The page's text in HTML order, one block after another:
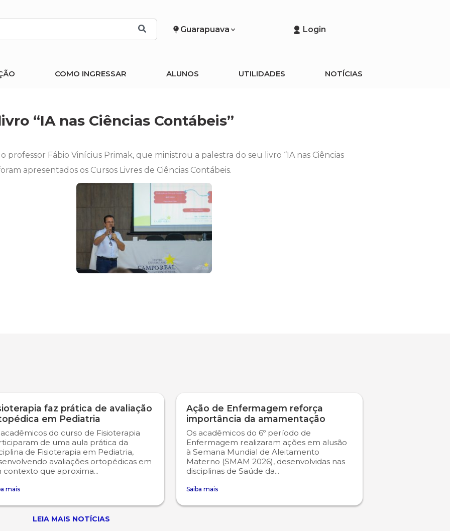
Guarapuava Login
COMO INGRESSAR ALUNOS UTILIDADES NOTÍCIAS
“IA nas Ciências Contábeis”
professor Fábio Vinícius Primak, que ministrou a palestra do seu livro “IA nas Ciências
apresentados os Cursos Livres de Ciências Contábeis.
faz prática de avaliação
em Pediatria
acadêmicos do curso de Fisioterapia
de uma aula prática da
de Fisioterapia em Pediatria,
avaliações ortopédicas em
contexto que aproxima...
mais
Ação de Enfermagem reforça
importância da amamentação
Os acadêmicos do 6º período de
Enfermagem realizaram ações em alusão
à Semana Mundial de Aleitamento
Materno (SMAM 2026), desenvolvidas nas
disciplinas de Saúde da...
Saiba mais
LEIA MAIS NOTÍCIAS